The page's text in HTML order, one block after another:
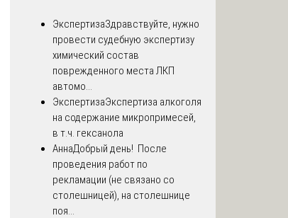
ЭкспертизаЗдравствуйте, нужно
провести судебную экспертизу
химический состав
поврежденного места ЛКП
автомо...
ЭкспертизаЭкспертиза алкоголя
на содержание микропримесей,
в т.ч. гексанола
АннаДобрый день! После
проведения работ по
рекламации (не связано со
столешницей), на столешнице
поя...